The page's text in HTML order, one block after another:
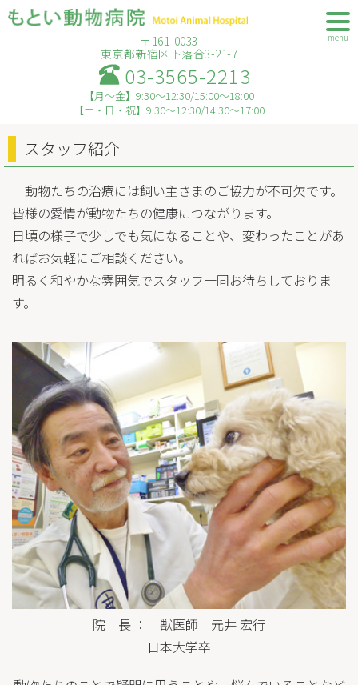
menu
〒161-0033
東京都新宿区下落合3-21-7
03-3565-2213
【月～金】9:30～12:30/15:00～18:00
【土・日・祝】9:30～12:30/14:30～17:00
スタッフ紹介
動物たちの治療には飼い主さまのご協力が不可欠です。
皆様の愛情が動物たちの健康につながります。
日頃の様子で少しでも気になることや、変わったことがあ
ればお気軽にご相談ください。
明るく和やかな雰囲気でスタッフ一同お待ちしておりま
す。
院 長 ： 獣医師 元井 宏行
日本大学卒